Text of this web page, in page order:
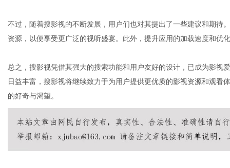
不过，随着搜影视的不断发展，用户们也对其提出了一些建议和期待
资源，以便享受更广泛的视听盛宴。此外，提升应用的加载速度和优
总之，搜影视凭借其强大的搜索功能和用户友好的设计，已成为影视
日益丰富，搜影视将继续致力于为用户提供更优质的影视资源和观看
的好奇与渴望。